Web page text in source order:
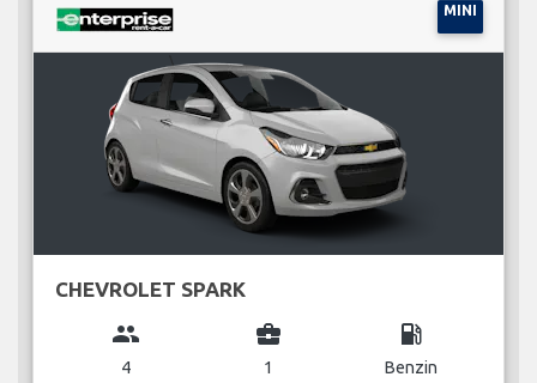
MINI
CHEVROLET SPARK
group
4
business_center
1
local_gas_station
Benzin